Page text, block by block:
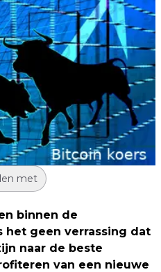
met
binnen de
het geen verrassing dat
naar de beste
van een nieuwe